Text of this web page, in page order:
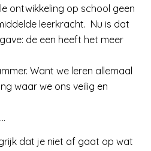
ontwikkeling op school geen
leerkracht. Nu is dat
de een heeft het meer
Want we leren allemaal
waar we ons veilig en
dat je niet af gaat op wat